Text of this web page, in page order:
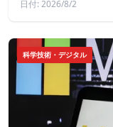
日付: 2026/8/2
科学技術・デジタル